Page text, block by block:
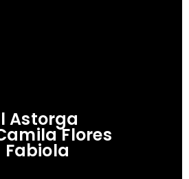
Astorga
Flores